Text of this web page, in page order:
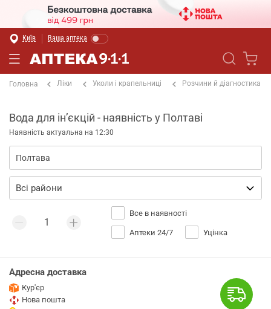
Київ Ваша аптека
Головна Ліки Уколи і крапельниці Розчини й діагностика
Вода для інʼєкцій - наявність у Полтаві
Наявність актуальна на 12:30
Все в наявності
Аптеки 24/7 Уцінка
Адресна доставка
Кур'єр
Нова пошта